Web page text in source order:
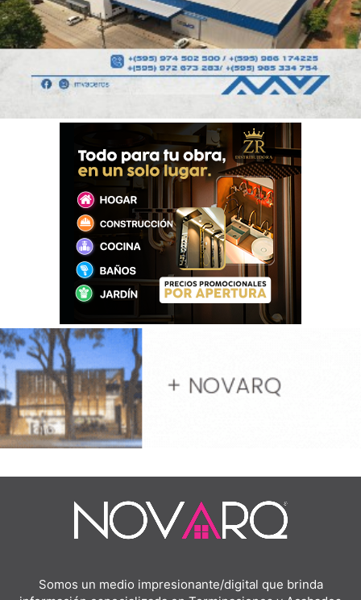
Somos un medio impresionante/digital que brinda